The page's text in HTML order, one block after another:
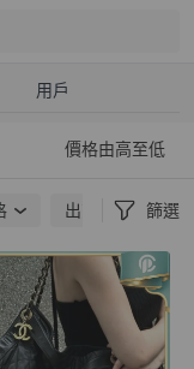
用戶
價格由高至低
出貨地點 篩選